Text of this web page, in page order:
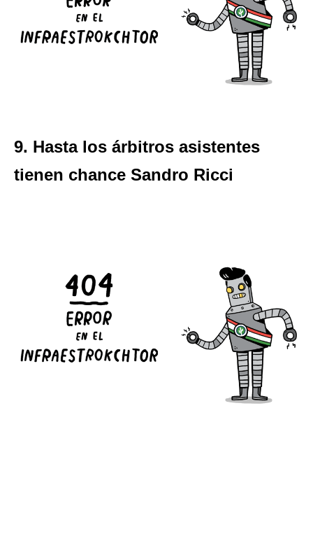
9. Hasta los árbitros asistentes
tienen chance Sandro Ricci